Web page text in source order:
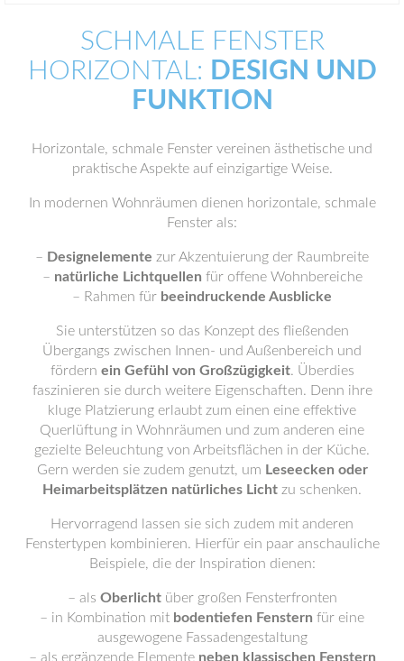
SCHMALE FENSTER
HORIZONTAL: DESIGN UND
FUNKTION
Horizontale, schmale Fenster vereinen ästhetische und
praktische Aspekte auf einzigartige Weise.
In modernen Wohnräumen dienen horizontale, schmale
Fenster als:
– Designelemente zur Akzentuierung der Raumbreite
– natürliche Lichtquellen für offene Wohnbereiche
– Rahmen für beeindruckende Ausblicke
Sie unterstützen so das Konzept des fließenden
Übergangs zwischen Innen- und Außenbereich und
fördern ein Gefühl von Großzügigkeit. Überdies
faszinieren sie durch weitere Eigenschaften. Denn ihre
kluge Platzierung erlaubt zum einen eine effektive
Querlüftung in Wohnräumen und zum anderen eine
gezielte Beleuchtung von Arbeitsflächen in der Küche.
Gern werden sie zudem genutzt, um Leseecken oder
Heimarbeitsplätzen natürliches Licht zu schenken.
Hervorragend lassen sie sich zudem mit anderen
Fenstertypen kombinieren. Hierfür ein paar anschauliche
Beispiele, die der Inspiration dienen:
– als Oberlichtüber großen Fensterfronten
– in Kombination mit bodentiefen Fenstern für eine
ausgewogene Fassadengestaltung
– als ergänzende Elemente neben klassischen Fenstern